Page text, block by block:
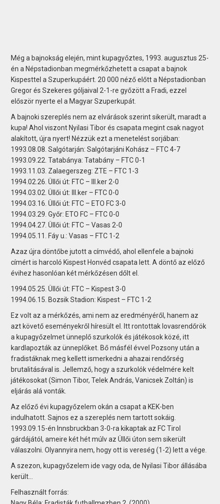
Még a bajnokság elején, mint kupagyőztes, 1993. augusztus 25-
én a Népstadionban megmérkőzhetett a csapat a bajnok
Kispesttel a Szuperkupáért. 20 000 néző előtt a Népstadionban
Gregor és Szekeres góljaival 2-1-re győzött a Fradi, ezzel
először nyerte el a Magyar Szuperkupát.
A bajnoki szereplés nem az elvárások szerint sikerült, maradt a
kupa! Ahol viszont Nyilasi Tibor és csapata megint csak nagyot
alakított, újra nyert! Nézzük ezt a menetelést sorjában:
1993.08.08. Salgótarján: Salgótarjáni Kohász – FTC 4-7
1993.09.22. Tatabánya: Tatabány – FTC 0-1
1993.11.03. Zalaegerszeg: ZTE – FTC 1-3
1994.02.26. Üllői út: FTC – III.ker 2-0
1994.03.02. Üllői út: III.ker – FTC 0-0
1994.03.16. Üllői út: FTC – ETO FC 3-0
1994.03.29. Győr: ETO FC – FTC 0-0
1994.04.27. Üllői út: FTC – Vasas 2-0
1994.05.11. Fáy u.: Vasas – FTC 1-2
Azaz újra döntőbe jutott a címvédő, ahol ellenfele a bajnoki
címért is harcoló Kispest Honvéd csapata lett. A döntő az előző
évihez hasonlóan két mérkőzésen dőlt el.
1994.05.25. Üllői út: FTC – Kispest 3-0
1994.06.15. Bozsik Stadion: Kispest – FTC 1-2
Ez volt az a mérkőzés, ami nem az eredményéről, hanem az
azt követő eseményekről híresült el. Itt rontottak lovasrendőrök
a kupagyőzelmet ünneplő szurkolók és játékosok közé, itt
kardlapozták az ünneplőket. Bő másfél évvel Pozsony után a
fradistáknak meg kellett ismerkedni a ahazai rendőrség
brutalitásával is. Jellemző, hogy a szurkolók védelmére kelt
játékosokat (Simon Tibor, Telek András, Vanicsek Zoltán) is
eljárás alá vonták.
Az előző évi kupagyőzelem okán a csapat a KEK-ben
indulhatott. Sajnos ez a szereplés nem tartott sokáig.
1993.09.15-én Innsbruckban 3-0-ra kikaptak az FC Tirol
gárdájától, ameire két hét múlv az Üllői úton sem sikerült
válaszolni. Olyannyira nem, hogy ott is vereség (1-2) lett a vége.
A szezon, kupagyőzelem ide vagy oda, de Nyilasi Tibor állásába
került…
Felhasznált forrás: